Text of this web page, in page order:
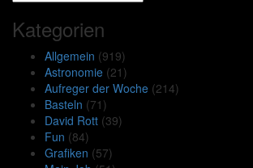
Kategorien
Allgemein (919)
Astronomie (21)
Aufreger der Woche (214)
Basteln (71)
David Rott (39)
Fun (84)
Grafiken (57)